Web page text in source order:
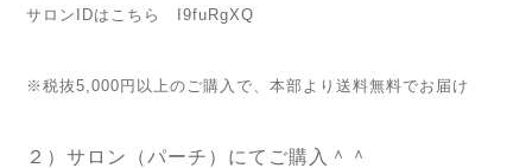
サロンIDはこちら I9fuRgXQ
※税抜5,000円以上のご購入で、本部より送料無料でお届け
２）サロン（パーチ）にてご購入＾＾